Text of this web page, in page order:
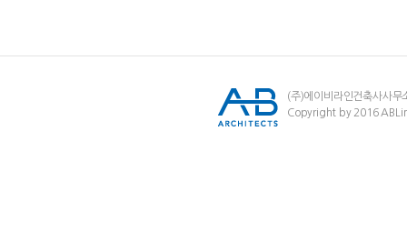
(주)에이비라인건축사사무
Copyright by 2016